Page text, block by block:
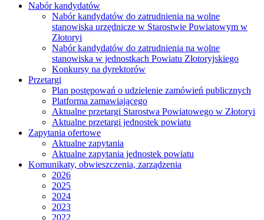
Nabór kandydatów
Nabór kandydatów do zatrudnienia na wolne
stanowiska urzędnicze w Starostwie Powiatowym w
Złotoryi
Nabór kandydatów do zatrudnienia na wolne
stanowiska w jednostkach Powiatu Złotoryjskiego
Konkursy na dyrektorów
Przetargi
Plan postępowań o udzielenie zamówień publicznych
Platforma zamawiającego
Aktualne przetargi Starostwa Powiatowego w Złotoryi
Aktualne przetargi jednostek powiatu
Zapytania ofertowe
Aktualne zapytania
Aktualne zapytania jednostek powiatu
Komunikaty, obwieszczenia, zarządzenia
2026
2025
2024
2023
2022